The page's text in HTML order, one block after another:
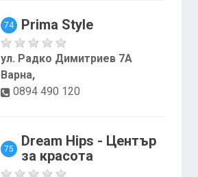
74 Prima Style
ул. Радко Димитриев 7А
Варна,
0894 490 120
75
Dream Hips - Център
за красота